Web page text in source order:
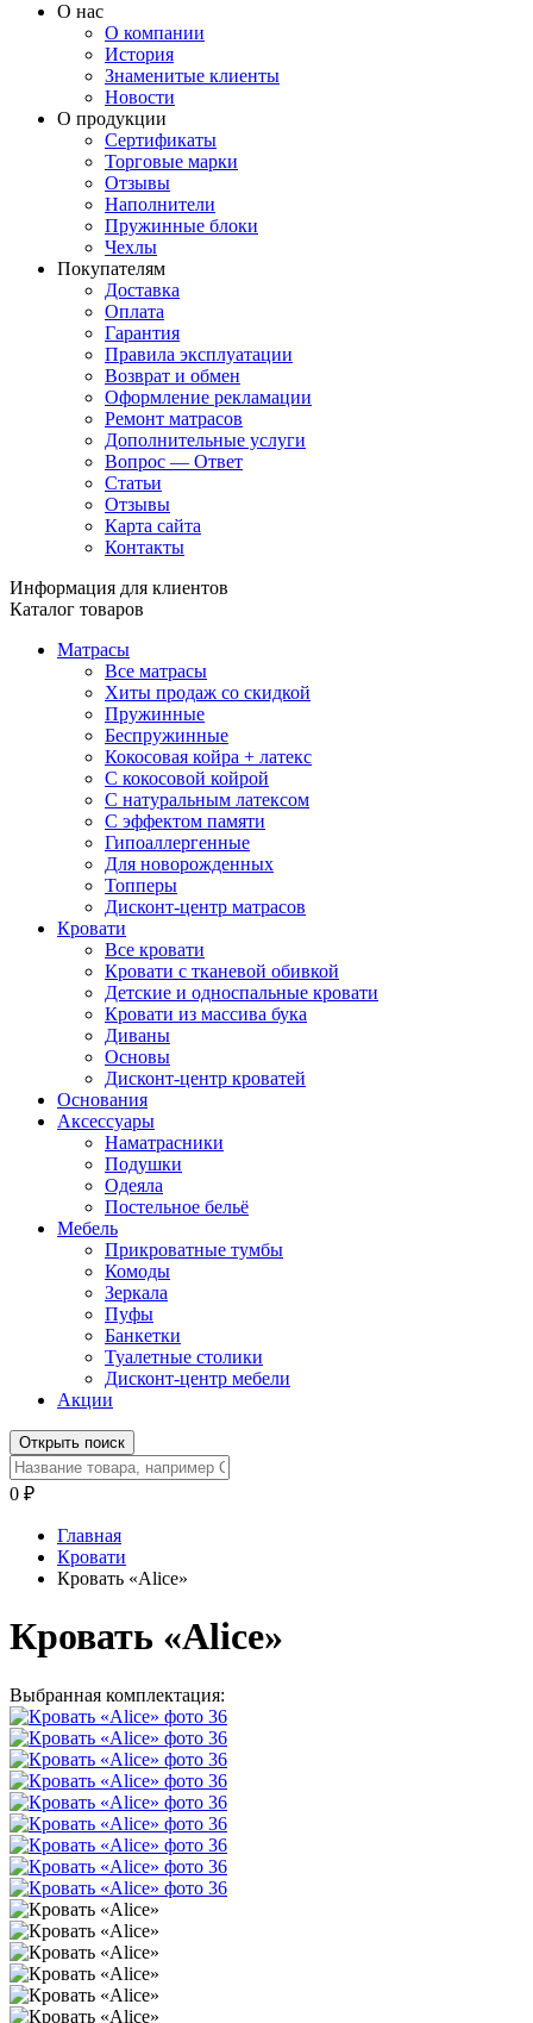
О нас
О компании
История
Знаменитые клиенты
Новости
О продукции
Сертификаты
Торговые марки
Отзывы
Наполнители
Пружинные блоки
Чехлы
Покупателям
Доставка
Оплата
Гарантия
Правила эксплуатации
Возврат и обмен
Оформление рекламации
Ремонт матрасов
Дополнительные услуги
Вопрос — Ответ
Статьи
Отзывы
Карта сайта
Контакты
Информация для клиентов
Каталог товаров
Матрасы
Все матрасы
Хиты продаж со скидкой
Пружинные
Беспружинные
Кокосовая койра + латекс
С кокосовой койрой
С натуральным латексом
С эффектом памяти
Гипоаллергенные
Для новорожденных
Топперы
Дисконт-центр матрасов
Кровати
Все кровати
Кровати с тканевой обивкой
Детские и односпальные кровати
Кровати из массива бука
Диваны
Основы
Дисконт-центр кроватей
Основания
Аксессуары
Наматрасники
Подушки
Одеяла
Постельное бельё
Мебель
Прикроватные тумбы
Комоды
Зеркала
Пуфы
Банкетки
Туалетные столики
Дисконт-центр мебели
Акции
Открыть поиск
0 ₽
Главная
Кровати
Кровать «Alice»
Кровать «Alice»
Выбранная комплектация: